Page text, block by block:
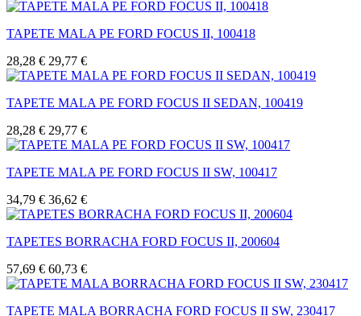
TAPETE MALA PE FORD FOCUS II, 100418
28,28 € 29,77 €
TAPETE MALA PE FORD FOCUS II SEDAN, 100419
28,28 € 29,77 €
TAPETE MALA PE FORD FOCUS II SW, 100417
34,79 € 36,62 €
TAPETES BORRACHA FORD FOCUS II, 200604
57,69 € 60,73 €
TAPETE MALA BORRACHA FORD FOCUS II SW, 230417